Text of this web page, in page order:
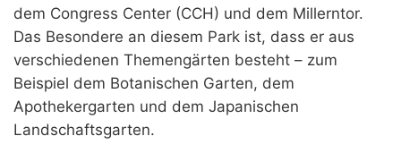
dem Congress Center (CCH) und dem Millerntor.
Das Besondere an diesem Park ist, dass er aus
verschiedenen Themengärten besteht – zum
Beispiel dem Botanischen Garten, dem
Apothekergarten und dem Japanischen
Landschaftsgarten.